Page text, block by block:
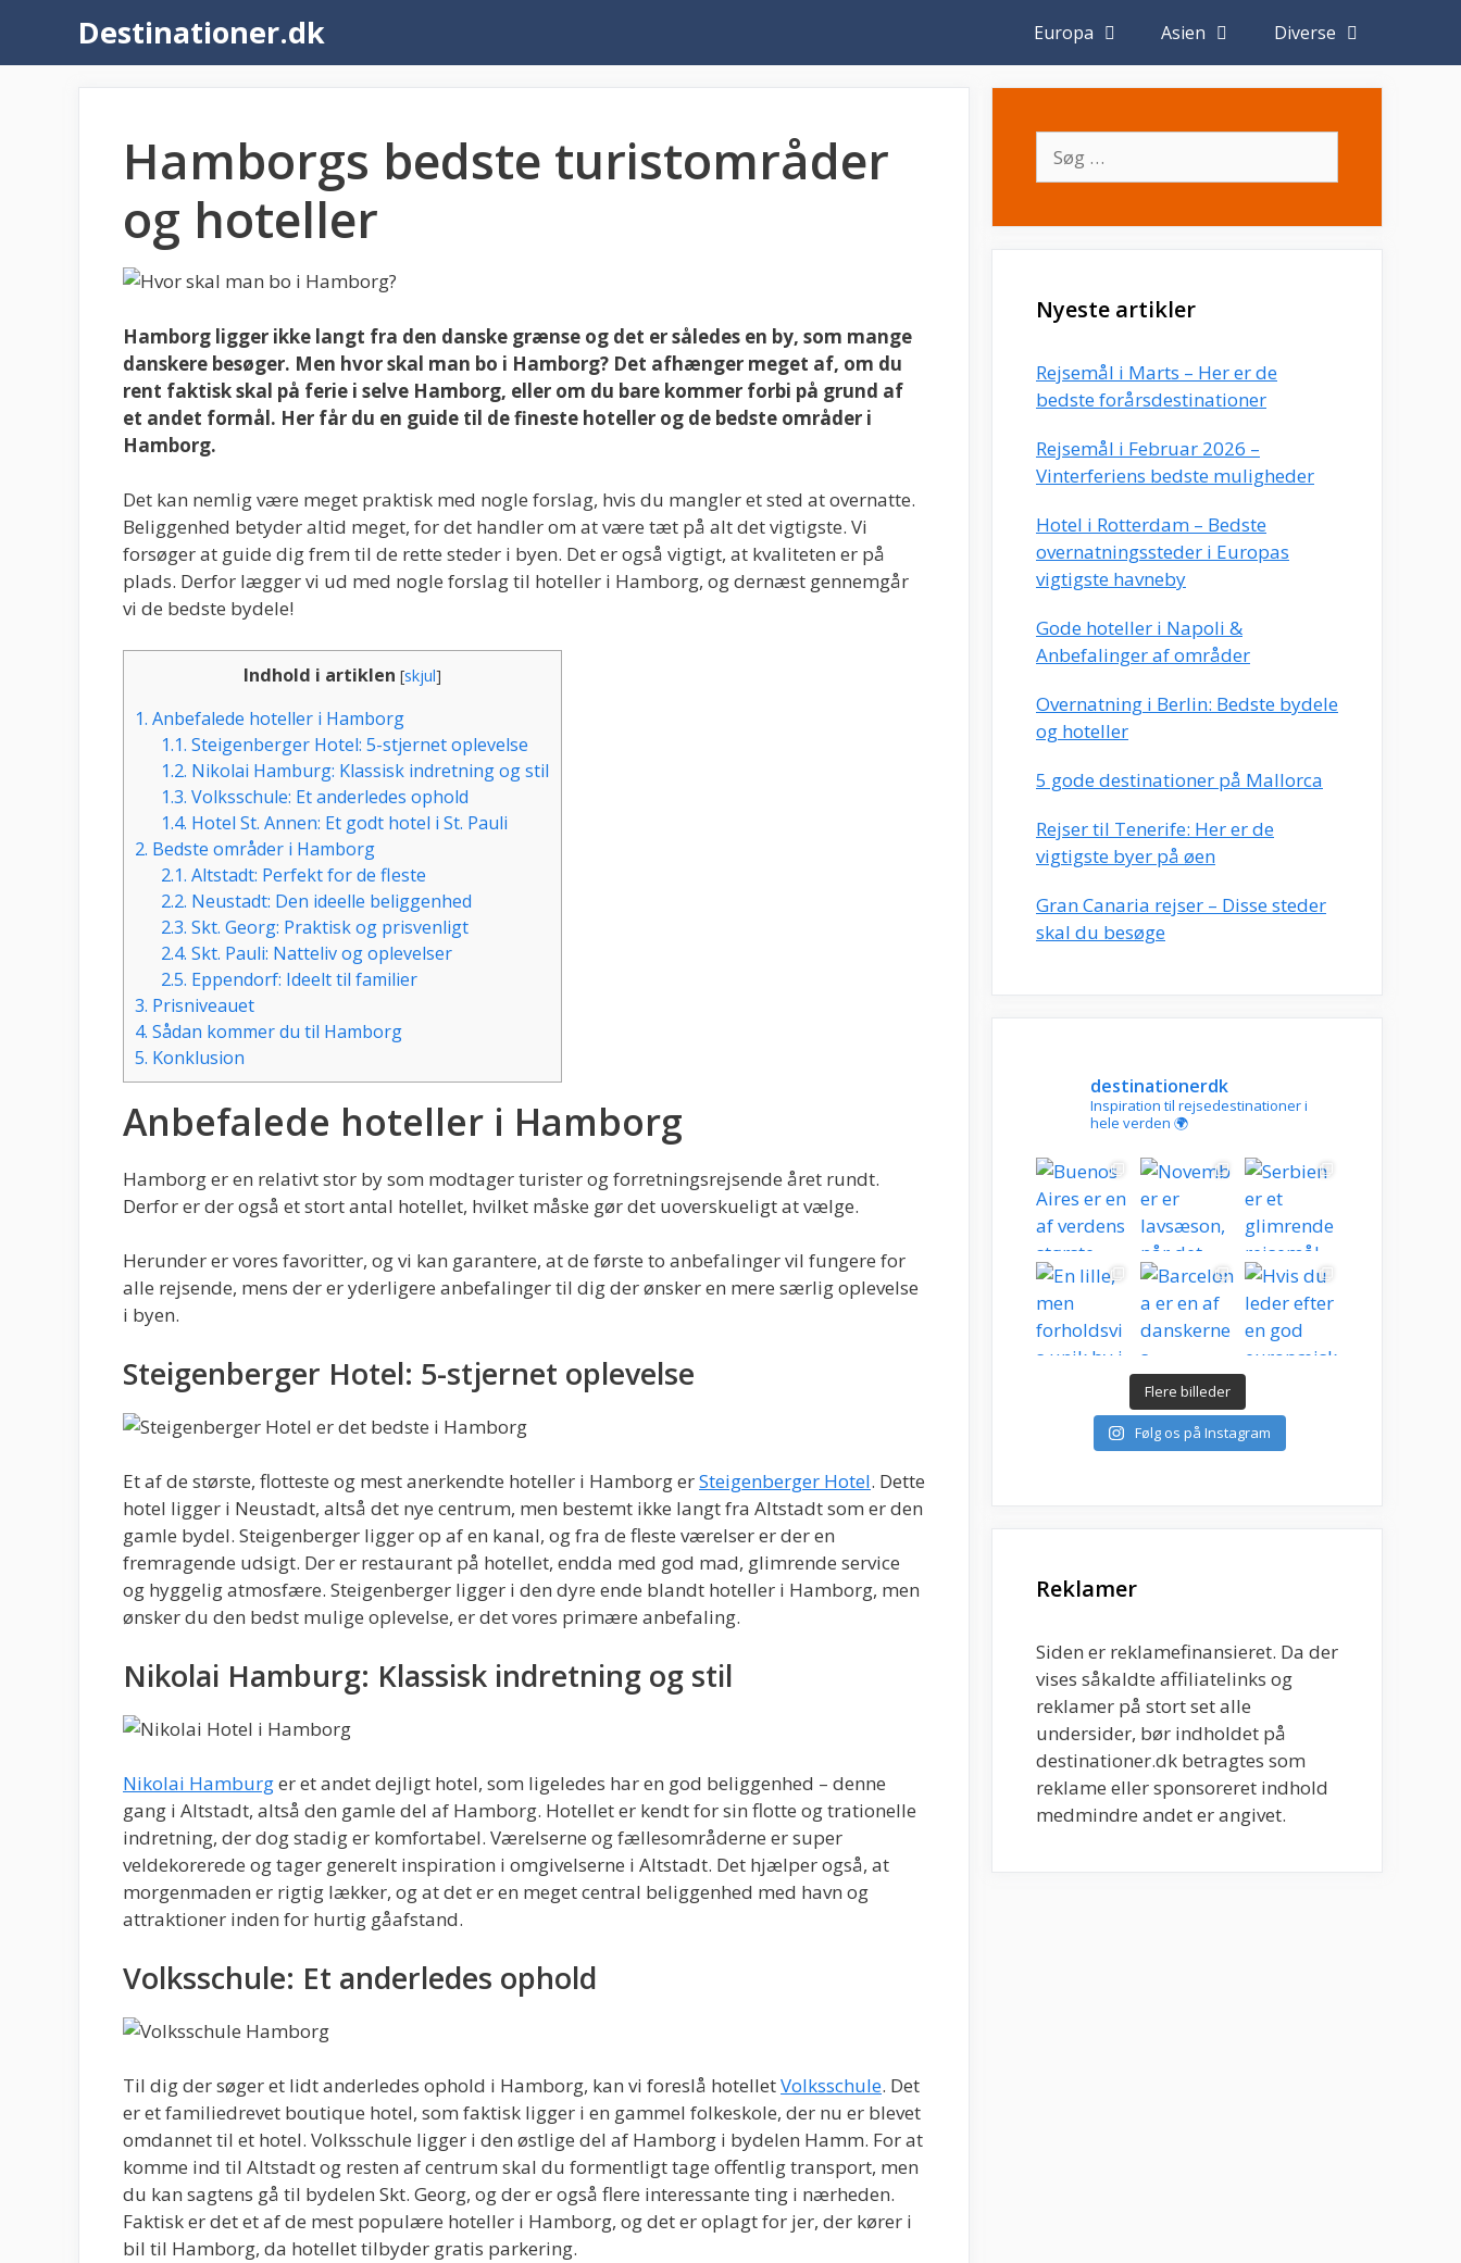
indhold
Destinationer.dk Europa Asien Diverse
Hamborgs bedste turistområder
og hoteller
Hamborg ligger ikke langt fra den danske grænse og det er således en by, som mange
danskere besøger. Men hvor skal man bo i Hamborg? Det afhænger meget af, om du
rent faktisk skal på ferie i selve Hamborg, eller om du bare kommer forbi på grund af
et andet formål. Her får du en guide til de fineste hoteller og de bedste områder i
Hamborg.
Det kan nemlig være meget praktisk med nogle forslag, hvis du mangler et sted at overnatte.
Beliggenhed betyder altid meget, for det handler om at være tæt på alt det vigtigste. Vi
forsøger at guide dig frem til de rette steder i byen. Det er også vigtigt, at kvaliteten er på
plads. Derfor lægger vi ud med nogle forslag til hoteller i Hamborg, og dernæst gennemgår
vi de bedste bydele!
Indhold i artiklen [skjul]
1. Anbefalede hoteller i Hamborg
1.1. Steigenberger Hotel: 5-stjernet oplevelse
1.2. Nikolai Hamburg: Klassisk indretning og stil
1.3. Volksschule: Et anderledes ophold
1.4. Hotel St. Annen: Et godt hotel i St. Pauli
2. Bedste områder i Hamborg
2.1. Altstadt: Perfekt for de fleste
2.2. Neustadt: Den ideelle beliggenhed
2.3. Skt. Georg: Praktisk og prisvenligt
2.4. Skt. Pauli: Natteliv og oplevelser
2.5. Eppendorf: Ideelt til familier
3. Prisniveauet
4. Sådan kommer du til Hamborg
5. Konklusion
Anbefalede hoteller i Hamborg
Hamborg er en relativt stor by som modtager turister og forretningsrejsende året rundt.
Derfor er der også et stort antal hotellet, hvilket måske gør det uoverskueligt at vælge.
Herunder er vores favoritter, og vi kan garantere, at de første to anbefalinger vil fungere for
alle rejsende, mens der er yderligere anbefalinger til dig der ønsker en mere særlig oplevelse
i byen.
Steigenberger Hotel: 5-stjernet oplevelse
Et af de største, flotteste og mest anerkendte hoteller i Hamborg erSteigenberger Hotel. Dette
hotel ligger i Neustadt, altså det nye centrum, men bestemt ikke langt fra Altstadt som er den
gamle bydel. Steigenberger ligger op af en kanal, og fra de fleste værelser er der en
fremragende udsigt. Der er restaurant på hotellet, endda med god mad, glimrende service
og hyggelig atmosfære. Steigenberger ligger i den dyre ende blandt hoteller i Hamborg, men
ønsker du den bedst mulige oplevelse, er det vores primære anbefaling.
Nikolai Hamburg: Klassisk indretning og stil
Nikolai Hamburger et andet dejligt hotel, som ligeledes har en god beliggenhed – denne
gang i Altstadt, altså den gamle del af Hamborg. Hotellet er kendt for sin flotte og trationelle
indretning, der dog stadig er komfortabel. Værelserne og fællesområderne er super
veldekorerede og tager generelt inspiration i omgivelserne i Altstadt. Det hjælper også, at
morgenmaden er rigtig lækker, og at det er en meget central beliggenhed med havn og
attraktioner inden for hurtig gåafstand.
Volksschule: Et anderledes ophold
Til dig der søger et lidt anderledes ophold i Hamborg, kan vi foreslå hotelletVolksschule. Det
er et familiedrevet boutique hotel, som faktisk ligger i en gammel folkeskole, der nu er blevet
omdannet til et hotel. Volksschule ligger i den østlige del af Hamborg i bydelen Hamm. For at
komme ind til Altstadt og resten af centrum skal du formentligt tage offentlig transport, men
du kan sagtens gå til bydelen Skt. Georg, og der er også flere interessante ting i nærheden.
Faktisk er det et af de mest populære hoteller i Hamborg, og det er oplagt for jer, der kører i
bil til Hamborg, da hotellet tilbyder gratis parkering.
efter:
Nyeste artikler
Rejsemål i Marts – Her er de
bedste forårsdestinationer
Rejsemål i Februar 2026 –
Vinterferiens bedste muligheder
Hotel i Rotterdam – Bedste
overnatningssteder i Europas
vigtigste havneby
Gode hoteller i Napoli &
Anbefalinger af områder
Overnatning i Berlin: Bedste bydele
og hoteller
5 gode destinationer på Mallorca
Rejser til Tenerife: Her er de
vigtigste byer på øen
Gran Canaria rejser – Disse steder
skal du besøge
destinationerdk
Inspiration til rejsedestinationer i
hele verden 🌍
Flere billeder
Følg os på Instagram
Reklamer
Siden er reklamefinansieret. Da der
vises såkaldte affiliatelinks og
reklamer på stort set alle
undersider, bør indholdet på
destinationer.dk betragtes som
reklame eller sponsoreret indhold
medmindre andet er angivet.